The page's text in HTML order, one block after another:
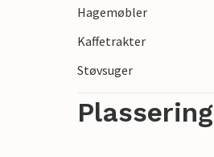
Hagemøbler
Kaffetrakter
Støvsuger
Plassering